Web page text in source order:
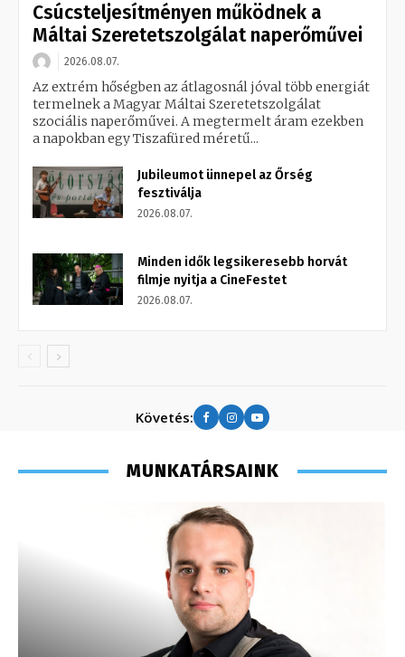
Csúcsteljesítményen működnek a
Máltai Szeretetszolgálat naperőművei
2026.08.07.
Az extrém hőségben az átlagosnál jóval több energiát
termelnek a Magyar Máltai Szeretetszolgálat
szociális naperőművei. A megtermelt áram ezekben
a napokban egy Tiszafüred méretű...
Jubileumot ünnepel az Őrség
fesztiválja
2026.08.07.
Minden idők legsikeresebb horvát
filmje nyitja a CineFestet
2026.08.07.
Követés:
MUNKATÁRSAINK